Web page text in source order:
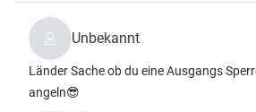
Unbekannt
Länder Sache ob du eine Ausgangs
angeln😎